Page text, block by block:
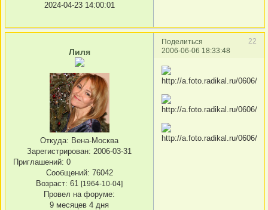
2024-04-23 14:00:01
Поделиться
22
2006-06-06 18:33:48
Лиля
Откуда: Вена-Москва
Зарегистрирован: 2006-03-31
Приглашений: 0
Сообщений: 76042
Возраст: 61 [1964-10-04]
Провел на форуме:
9 месяцев 4 дня